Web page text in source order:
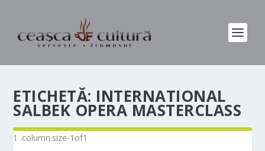
ETICHETĂ: INTERNATIONAL
SALBEK OPERA MASTERCLASS